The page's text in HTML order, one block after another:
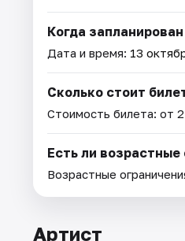
Когда
Дата и время: 13
Сколько стоит
Стоимость билета: от
Есть ли возрастные
Возрастные
Артист